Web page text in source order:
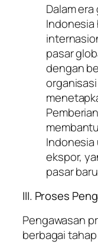
Dalam
pasar
dengan
ekspor,
pasar
III. Proses
Pengawasan
berbagai